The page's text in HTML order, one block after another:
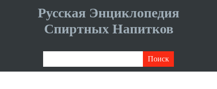
Русская Энциклопедия
Спиртных Напитков